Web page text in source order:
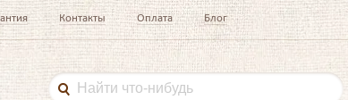
Контакты Оплата Блог